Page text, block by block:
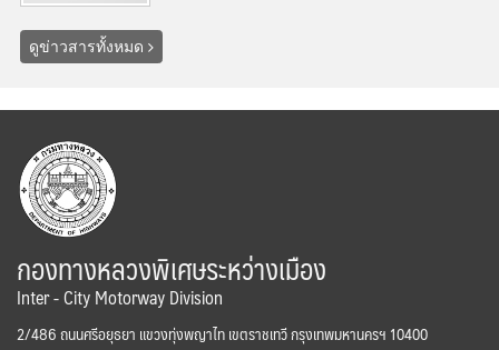
ดูข่าวสารทั้งหมด
กองทางหลวงพิเศษระหว่างเมือง
Inter - City Motorway Division
2/486 ถนนศรีอยุธยา แขวงทุ่งพญาไท เขตราชเทวี กรุงเทพมหานครฯ 10400